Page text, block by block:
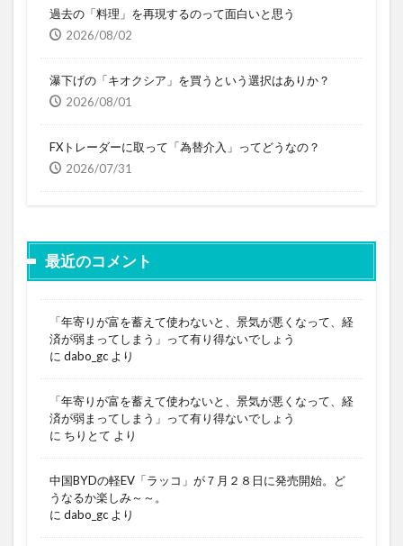
過去の「料理」を再現するのって面白いと思う
2026/08/02
瀑下げの「キオクシア」を買うという選択はありか？
2026/08/01
FXトレーダーに取って「為替介入」ってどうなの？
2026/07/31
最近のコメント
「年寄りが富を蓄えて使わないと、景気が悪くなって、経
済が弱まってしまう」って有り得ないでしょう
に dabo_gc より
「年寄りが富を蓄えて使わないと、景気が悪くなって、経
済が弱まってしまう」って有り得ないでしょう
に ちりとて より
中国BYDの軽EV「ラッコ」が７月２８日に発売開始。ど
うなるか楽しみ～～。
に dabo_gc より